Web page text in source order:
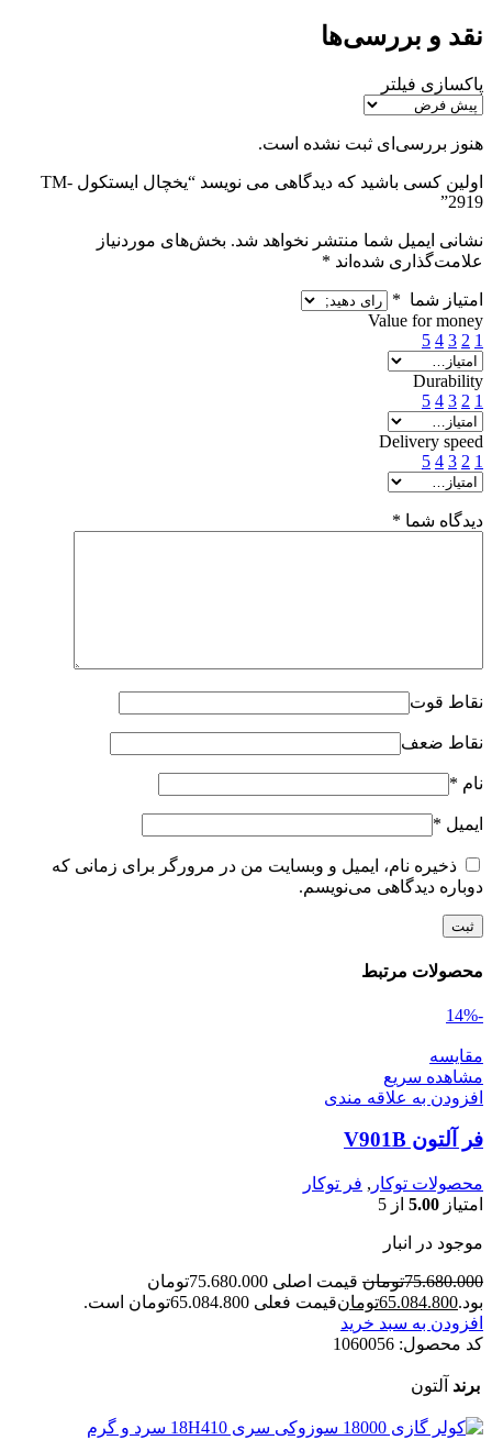
نقد و بررسی‌ها
پاکسازی فیلتر
هنوز بررسی‌ای ثبت نشده است.
اولین کسی باشید که دیدگاهی می نویسد “یخچال ایستکول TM-
2919”
نشانی ایمیل شما منتشر نخواهد شد. بخش‌های موردنیاز
علامت‌گذاری شده‌اند *
امتیاز شما *
Value for money
1
2
3
4
5
Durability
1
2
3
4
5
Delivery speed
1
2
3
4
5
دیدگاه شما *
نقاط قوت
نقاط ضعف
نام *
ایمیل *
ذخیره نام، ایمیل و وبسایت من در مرورگر برای زمانی که
دوباره دیدگاهی می‌نویسم.
محصولات مرتبط
-14%
مقایسه
مشاهده سریع
افزودن به علاقه مندی
فر آلتون V901B
محصولات توکار , فر توکار
امتیاز 5.00 از 5
موجود در انبار
75.680.000تومان
قیمت اصلی 75.680.000تومان
بود.65.084.800تومانقیمت فعلی 65.084.800تومان است.
افزودن به سبد خرید
کد محصول: 1060056
برند آلتون